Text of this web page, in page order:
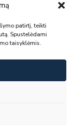
patirtį, teikti
Spustelėdami
taisyklėmis.